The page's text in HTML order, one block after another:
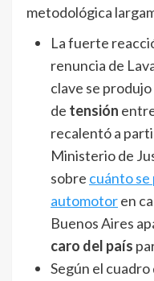
metodológica
La fuerte
renuncia de
clave se
de tensión
recalentó a
Ministerio de
sobre cuánto se
automotoren
Buenos Aires
caro del país
Según el